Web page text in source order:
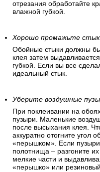
отрезания обработайте
влажной губкой.
Хорошо промажьте
Обойные стыки должны
клея затем
губкой. Если вы все
идеальный стык.
Уберите воздушные
При поклеивании на
пузыри. Маленькие
после высыхания клея.
аккуратно отогните угол
«перышком». Если
полотнища – разгоните
мелкие части и
«перышко» или